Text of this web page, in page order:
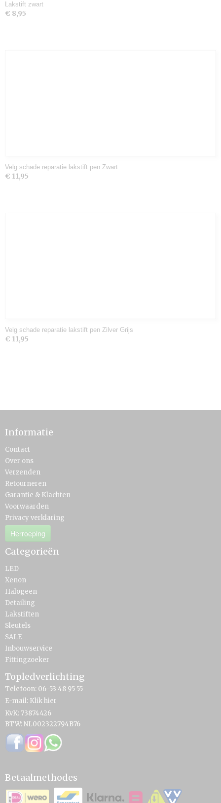
Lakstift zwart
€ 8,95
Velg schade reparatie lakstift pen Zwart
€ 11,95
Velg schade reparatie lakstift pen Zilver Grijs
€ 11,95
Informatie
Contact
Over ons
Verzenden
Retourneren
Garantie & Klachten
Voorwaarden
Privacy verklaring
Herroeping
Categorieën
LED
Xenon
Halogeen
Detailing
Lakstiften
Sleutels
SALE
Inbouwservice
Fittingzoeker
Topledverlichting
Telefoon: 06-53 48 95 55
E-mail: Klik hier
KvK: 73874426
BTW: NL002322794B76
Betaalmethodes